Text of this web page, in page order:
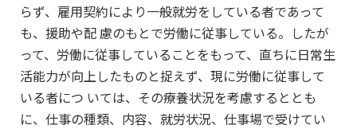
らず、雇用契約により一般就労をしている者であって
も、援助や配 慮のもとで労働に従事している。したが
って、労働に従事していることをもって、直ちに日常生
活能力が向上したものと捉えず、現に労働に従事して
いる者につ いては、その療養状況を考慮するととも
に、仕事の種類、内容、就労状況、仕事場で受けてい